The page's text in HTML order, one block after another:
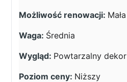
Mała
Średnia
Powtarzalny dekor
Niższy